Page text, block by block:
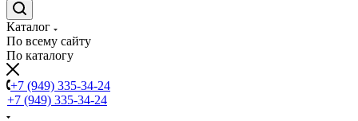
Каталог
По всему сайту
По каталогу
+7 (949) 335-34-24
+7 (949) 335-34-24